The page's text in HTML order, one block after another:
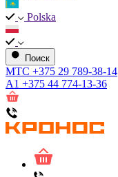
Polska
Поиск
МТС +375 29 789-38-14
А1 +375 44 774-13-36